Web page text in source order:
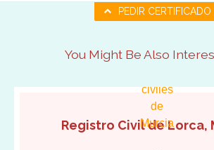
PEDIR CERTIFICADO
You Might Be Also
Registro Civil de Lorca,